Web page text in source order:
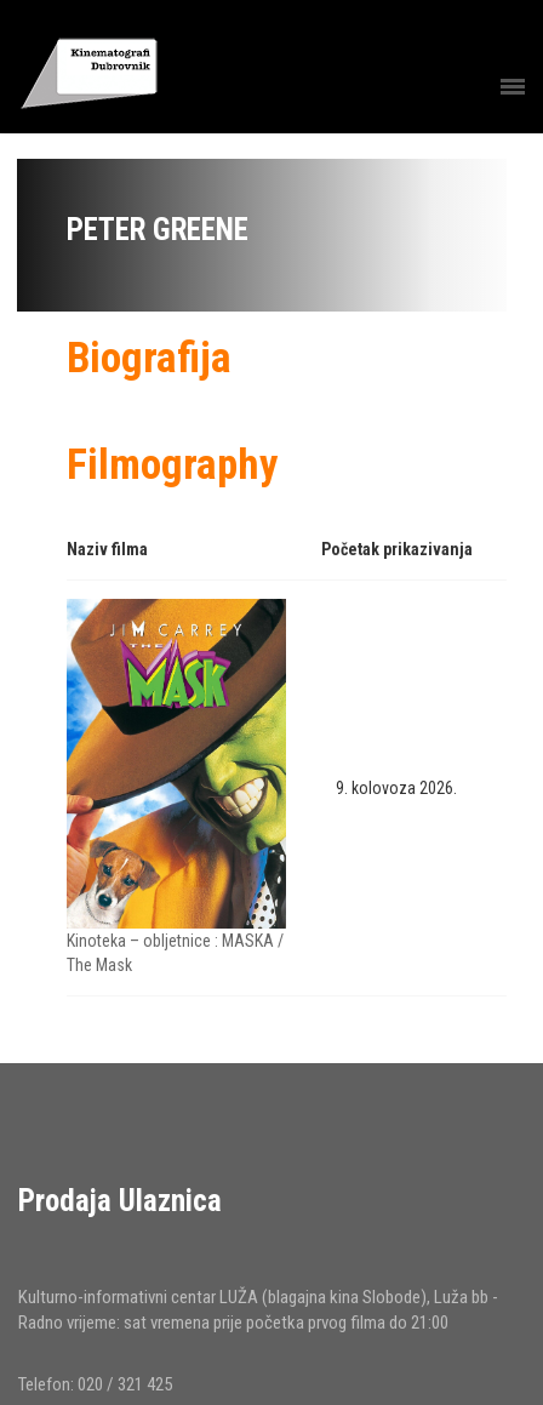
PETER GREENE
Biografija
Filmography
Naziv filma Početak prikazivanja
Kinoteka – obljetnice : MASKA /
The Mask
9. kolovoza 2026.
Prodaja Ulaznica
Kulturno-informativni centar LUŽA (blagajna kina Slobode), Luža bb -
Radno vrijeme: sat vremena prije početka prvog filma do 21:00
Telefon: 020 / 321 425